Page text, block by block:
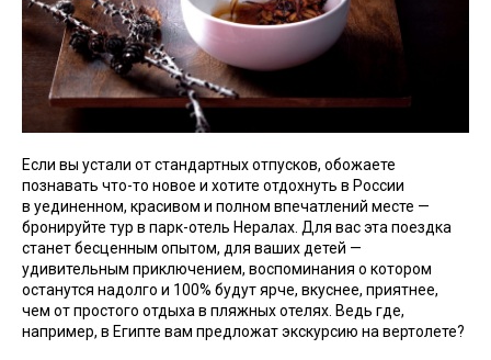
Если вы устали от стандартных отпусков, обожаете
познавать что-то новое и хотите отдохнуть в России
в уединенном, красивом и полном впечатлений месте —
бронируйте тур в парк-отель Нералах. Для вас эта поездка
станет бесценным опытом, для ваших детей —
удивительным приключением, воспоминания о котором
останутся надолго и 100% будут ярче, вкуснее, приятнее,
чем от простого отдыха в пляжных отелях. Ведь где,
например, в Египте вам предложат экскурсию на вертолете?